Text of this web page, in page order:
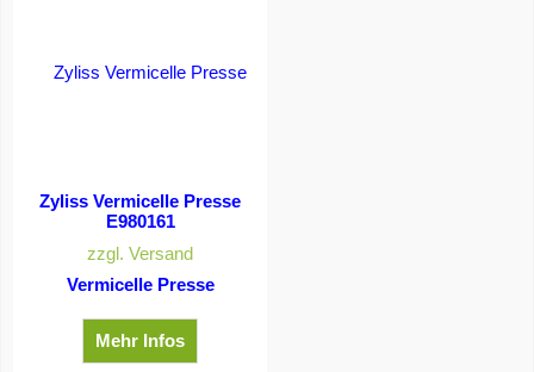
Zyliss Vermicelle Presse
E980161
CHF23.13
zzgl. Versand
Vermicelle Presse